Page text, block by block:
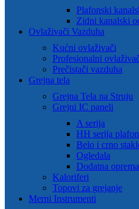
Plafonski
Zidni kanalski
Ovlaživači Vazduha
Kućni ovlaživači
Profesionalni
Prečistači vazduha
Grejna tela
Grejna Tela na Struju
Grejni IC paneli
A serija
HH serija
Belo i crno
Ogledala
Dodatna oprema
Kaloriferi
Topovi za grejanje
Merni Instrumenti